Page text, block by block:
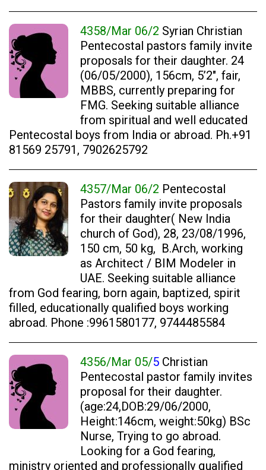
4358/Mar 06/2 Syrian Christian
Pentecostal pastors family invite
proposals for their daughter. 24
(06/05/2000), 156cm, 5’2″, fair,
MBBS, currently preparing for
FMG. Seeking suitable alliance
from spiritual and well educated
Pentecostal boys from India or abroad. Ph.+91
81569 25791, 7902625792
4357/Mar 06/2 Pentecostal
Pastors family invite proposals
for their daughter( New India
church of God), 28, 23/08/1996,
150 cm, 50 kg, B.Arch, working
as Architect / BIM Modeler in
UAE. Seeking suitable alliance
from God fearing, born again, baptized, spirit
filled, educationally qualified boys working
abroad. Phone :9961580177, 9744485584
4356/Mar 05/5 Christian
Pentecostal pastor family invites
proposal for their daughter.
(age:24,DOB:29/06/2000,
Height:146cm, weight:50kg) BSc
Nurse, Trying to go abroad.
Looking for a God fearing,
ministry oriented and professionally qualified